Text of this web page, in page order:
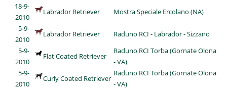
18-9-
2010
Labrador Retriever
Mostra Speciale Ercolano (NA)
5-9-
2010
Labrador Retriever
Raduno RCI - Labrador - Sizzano
5-9-
2010
Flat Coated Retriever
Raduno RCI Torba (Gornate Olona
- VA)
5-9-
2010
Curly Coated Retriever
Raduno RCI Torba (Gornate Olona
- VA)